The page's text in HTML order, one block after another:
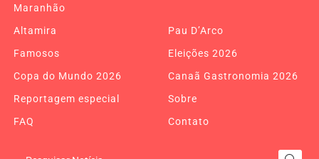
Maranhão
Altamira
Pau D’Arco
Famosos
Eleições 2026
Copa do Mundo 2026
Canaã Gastronomia 2026
Reportagem especial
Sobre
FAQ
Contato